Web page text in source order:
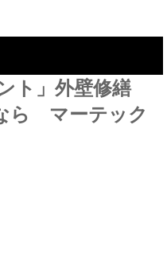
ト」外壁修繕
ら マーテック